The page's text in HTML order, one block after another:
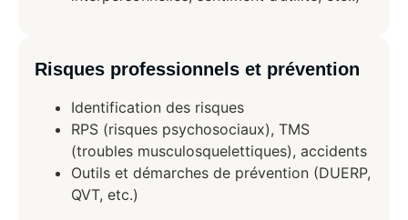
Risques professionnels et prévention
Identification des risques
RPS (risques psychosociaux), TMS
(troubles musculosquelettiques), accidents
Outils et démarches de prévention (DUERP,
QVT, etc.)